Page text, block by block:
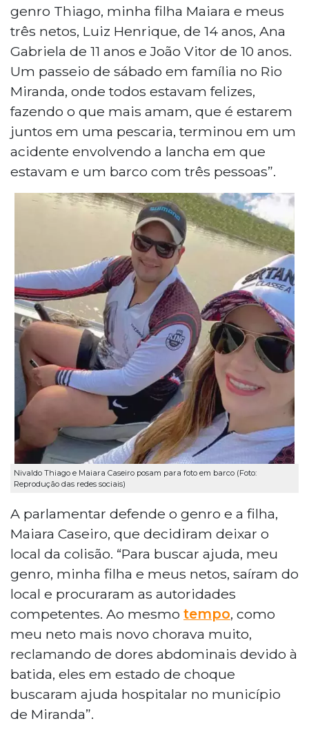
genro Thiago, minha filha Maiara e meus
três netos, Luiz Henrique, de 14 anos, Ana
Gabriela de 11 anos e João Vitor de 10 anos.
Um passeio de sábado em família no Rio
Miranda, onde todos estavam felizes,
fazendo o que mais amam, que é estarem
juntos em uma pescaria, terminou em um
acidente envolvendo a lancha em que
estavam e um barco com três pessoas”.
Nivaldo Thiago e Maiara Caseiro posam para foto em barco (Foto:
Reprodução das redes sociais)
A parlamentar defende o genro e a filha,
Maiara Caseiro, que decidiram deixar o
local da colisão. “Para buscar ajuda, meu
genro, minha filha e meus netos, saíram do
local e procuraram as autoridades
competentes. Ao mesmo tempo, como
meu neto mais novo chorava muito,
reclamando de dores abdominais devido à
batida, eles em estado de choque
buscaram ajuda hospitalar no município
de Miranda”.